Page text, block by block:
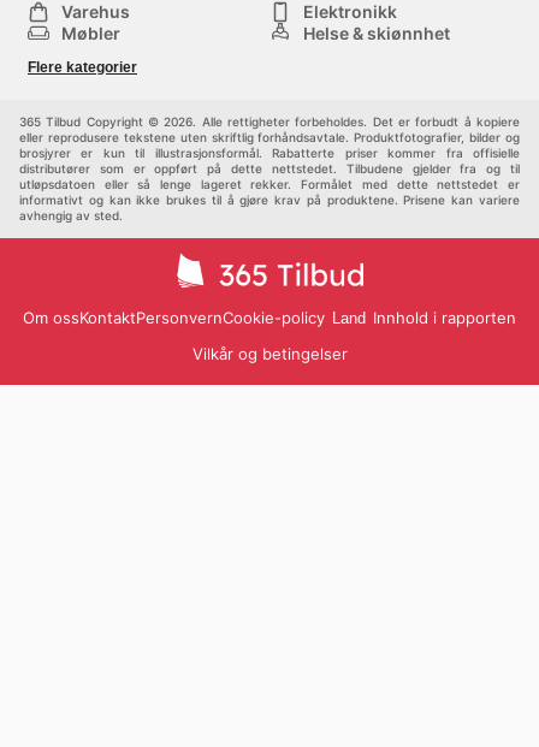
Varehus
Elektronikk
Møbler
Helse & skjønnhet
Sport
Flere kategorier
365 Tilbud Copyright © 2026. Alle rettigheter forbeholdes. Det er forbudt å kopiere
eller reprodusere tekstene uten skriftlig forhåndsavtale. Produktfotografier, bilder og
brosjyrer er kun til illustrasjonsformål. Rabatterte priser kommer fra offisielle
distributører som er oppført på dette nettstedet. Tilbudene gjelder fra og til
utløpsdatoen eller så lenge lageret rekker. Formålet med dette nettstedet er
informativt og kan ikke brukes til å gjøre krav på produktene. Prisene kan variere
avhengig av sted.
Om ossKontaktPersonvernCookie-policy Land Innhold i rapporten
Vilkår og betingelser